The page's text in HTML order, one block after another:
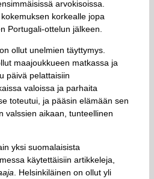
arvokisoissa.
korkealle jopa
Portugali-ottelun jälkeen.
ollut unelmien täyttymys.
maajoukkueen matkassa ja
päivä pelattaisiin
valoissa ja parhaita
toteutui, ja pääsin elämään sen
valssien aikaan, tunteellinen
yksi suomalaisista
käytettäisiin artikkeleja,
. Helsinkiläinen on ollut yli